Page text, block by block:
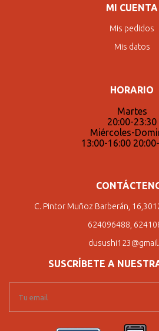
MI CUENTA
Mis pedidos
Mis datos
HORARIO
Martes
20:00-23:30
Miércoles-
13:00-16:00
C. Pintor Muñoz Barberán,
624096488,
SUSCRÍBETE A